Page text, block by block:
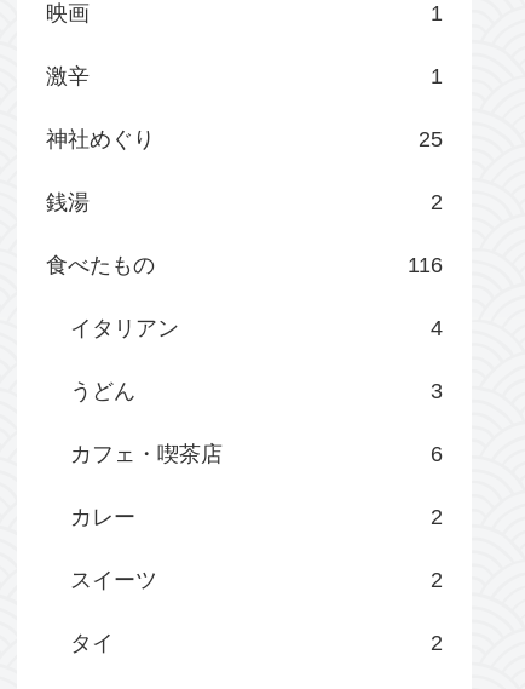
映画 1
激辛 1
神社めぐり 25
銭湯 2
食べたもの 116
イタリアン 4
うどん 3
カフェ・喫茶店 6
カレー 2
スイーツ 2
タイ 2